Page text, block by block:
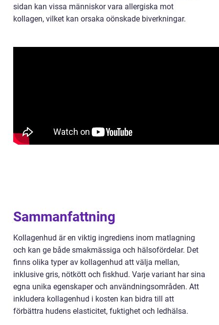
sidan kan vissa människor vara allergiska mot
kollagen, vilket kan orsaka oönskade biverkningar.
Sammanfattning
Kollagenhud är en viktig ingrediens inom matlagning
och kan ge både smakmässiga och hälsofördelar. Det
finns olika typer av kollagenhud att välja mellan,
inklusive gris, nötkött och fiskhud. Varje variant har sina
egna unika egenskaper och användningsområden. Att
inkludera kollagenhud i kosten kan bidra till att
förbättra hudens elasticitet, fuktighet och ledhälsa.